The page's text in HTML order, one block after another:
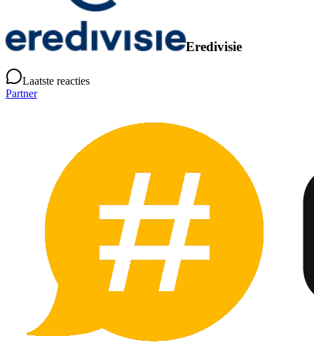
Eredivisie
Laatste reacties
Partner